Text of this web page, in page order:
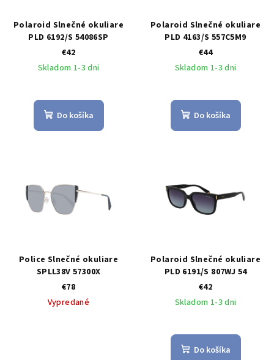
Polaroid Slnečné okuliare
PLD 6192/S 54086SP
€42
Skladom 1-3 dni
Do košíka
Polaroid Slnečné okuliare
PLD 4163/S 557C5M9
€44
Skladom 1-3 dni
Do košíka
Police Slnečné okuliare
SPLL38V 57300X
€78
Vypredané
Polaroid Slnečné okuliare
PLD 6191/S 807WJ 54
€42
Skladom 1-3 dni
Do košíka